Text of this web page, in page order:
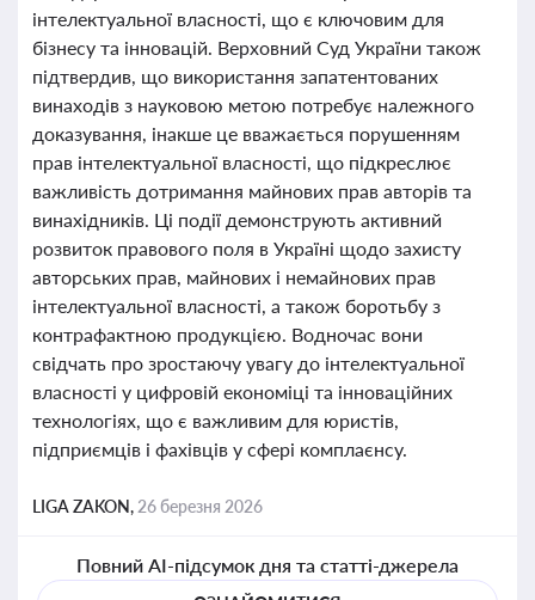
інтелектуальної власності, що є ключовим для
бізнесу та інновацій. Верховний Суд України також
підтвердив, що використання запатентованих
винаходів з науковою метою потребує належного
доказування, інакше це вважається порушенням
прав інтелектуальної власності, що підкреслює
важливість дотримання майнових прав авторів та
винахідників. Ці події демонструють активний
розвиток правового поля в Україні щодо захисту
авторських прав, майнових і немайнових прав
інтелектуальної власності, а також боротьбу з
контрафактною продукцією. Водночас вони
свідчать про зростаючу увагу до інтелектуальної
власності у цифровій економіці та інноваційних
технологіях, що є важливим для юристів,
підприємців і фахівців у сфері комплаєнсу.
LIGA ZAKON, 26 березня 2026
Повний AI-підсумок дня та статті-джерела